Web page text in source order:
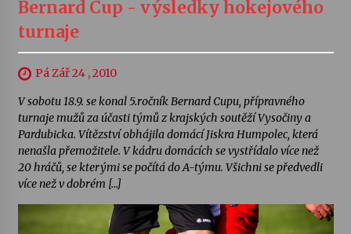
Bernard Cup - výsledky hokejového
turnaje
Pá Zář 24 , 2010
V sobotu 18.9. se konal 5.ročník Bernard Cupu, přípravného
turnaje mužů za účasti týmů z krajských soutěží Vysočiny a
Pardubicka. Vítězství obhájila domácí Jiskra Humpolec, která
nenašla přemožitele. V kádru domácích se vystřídalo více než
20 hráčů, se kterými se počítá do A-týmu. Všichni se předvedli
více než v dobrém […]